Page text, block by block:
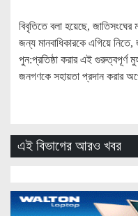
বিবৃতিতে বলা হয়েছে, জাতিসংঘের
জন্য মানবাধিকারকে এগিয়ে নিতে,
পুন:প্রতিষ্ঠা করার এই গুরুত্বপূর্ণ
জনগণকে সহায়তা প্রদান করার
এই বিভাগের আরও খবর